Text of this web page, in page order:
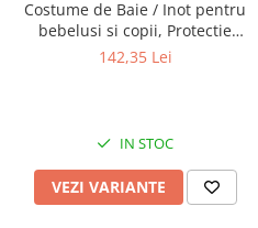
Costume de Baie / Inot pentru
bebelusi si copii, Protectie
Soare UPF50+, Sea Horse,
142,35 Lei
IN STOC
VEZI VARIANTE